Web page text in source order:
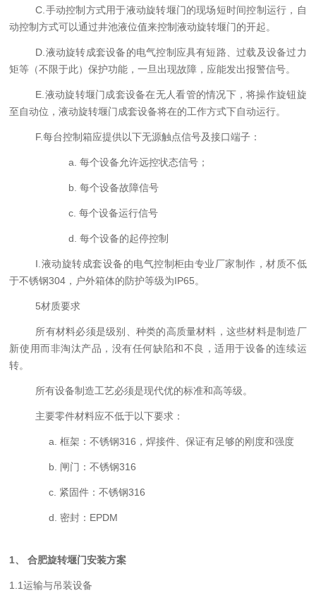
C.手动控制方式用于液动旋转堰门的现场短时间控制运行，自
动控制方式可以通过井池液位值来控制液动旋转堰门的开起。
D 液动旋转成套设备的电气控制应具有短路、过载及设备过力
矩等（不限于此）保护功能，一旦出现故障，应能发出报警信号。
E 液动旋转堰门成套设备在无人看管的情况下，将操作旋钮旋
至自动位，液动旋转堰门成套设备将在的工作方式下自动运行。
F.每台控制箱应提供以下无源触点信号及接口端子：
a.每个设备允许远控状态信号；
b.每个设备故障信号
c.每个设备运行信号
d.每个设备的起停控制
I. 液动旋转成套设备的电气控制柜由专业厂家制作，材质不低
于不锈钢304 ，户外箱体的防护等级为IP65。
5材质要求
所有材料必须是级别、种类的高质量材料，这些材料是制造厂
新使用而非淘汰产品，没有任何缺陷和不良，适用于设备的连续运
转。
所有设备制造工艺必须是现代优的标准和高等级。
主要零件材料应不低于以下要求：
a.框架：不锈钢316 ，焊接件、保证有足够的刚度和强度
b. 闸门：不锈钢316
c. 紧固件：不锈钢316
d. 密封：EPDM
1、 合肥旋转堰门安装方案
1 .1运输与吊装设备